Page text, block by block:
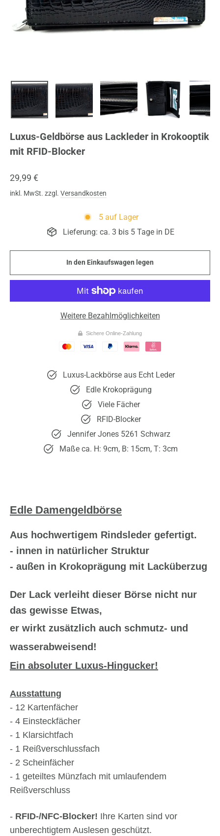
Luxus-Geldbörse aus Lackleder in Krokooptik
mit RFID-Blocker
Normaler
Preis
29,99 €
inkl. MwSt. zzgl. Versandkosten
5 auf Lager
Lieferung: ca. 3 bis 5 Tage in DE
In den Einkaufswagen legen
Weitere Bezahlmöglichkeiten
Sichere Online-Zahlung
Luxus-Lackbörse aus Echt Leder
Edle Krokoprägung
Viele Fächer
RFID-Blocker
Jennifer Jones 5261 Schwarz
Maße ca. H: 9cm, B: 15cm, T: 3cm
Edle Damengeldbörse
Aus hochwertigem Rindsleder gefertigt.
- innen in natürlicher Struktur
- außen in Krokoprägung mit Lacküberzug
Der Lack verleiht dieser Börse nicht nur
das gewisse Etwas,
er wirkt zusätzlich auch schmutz- und
wasserabweisend!
Ein absoluter Luxus-Hingucker!
Ausstattung
- 12 Kartenfächer
- 4 Einsteckfächer
- 1 Klarsichtfach
- 1 Reißverschlussfach
- 2 Scheinfächer
- 1 geteiltes Münzfach mit umlaufendem
Reißverschluss
- RFID-/NFC-Blocker! Ihre Karten sind vor
unberechtigtem Auslesen geschützt.